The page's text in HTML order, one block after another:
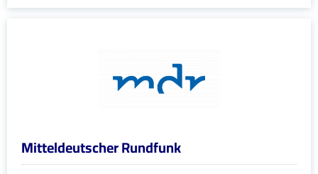
Mitteldeutscher Rundfunk